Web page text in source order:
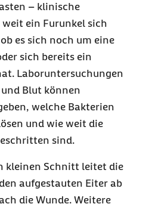
– klinische
ein Furunkel sich
es sich noch um eine
sich bereits ein
Laboruntersuchungen
Blut können
welche Bakterien
und wie weit die
sind.
kleinen Schnitt leitet die
aufgestauten Eiter ab
die Wunde. Weitere